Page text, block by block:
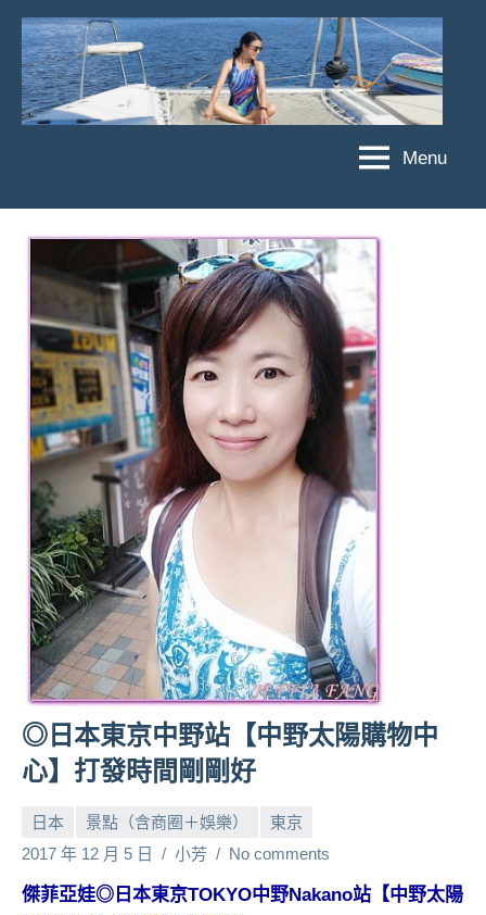
Skip
content
菲
亞
娃
JEFFIA
FANG
娃
絲
團、
主
題
旅
遊、
人
帶
路、
旅
遊
節
目
來
賓、
News
金
號
節
班
Menu
◎日本東京中野站【中野太陽購物中
心】打發時間剛剛好
日本 景點（含商圈＋娛樂）
東京
2017 年 12 月 5 日
小芳 No comments
傑菲亞娃◎日本東京TOKYO中野Nakano站【中野太陽